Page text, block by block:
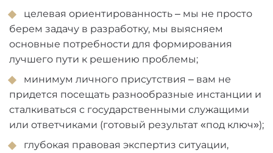
целевая ориентированность – мы не просто
берем задачу в разработку, мы выясняем
основные потребности для формирования
лучшего пути к решению проблемы;
минимум личного присутствия – вам не
придется посещать разнообразные инстанции и
сталкиваться с государственными служащими
или ответчиками (готовый результат «под ключ»);
глубокая правовая экспертиз ситуации,